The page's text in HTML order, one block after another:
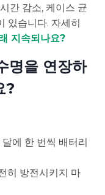
간 감소, 케이스 균
있습니다. 자세히
지속되나요?
명을 연장하
?
에 한 번씩 배터리
히 방전시키지 마